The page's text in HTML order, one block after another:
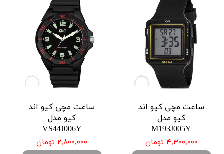
ساعت مچی کیو اند
کیو مدل
M193J005Y
۴,۳۰۰,۰۰۰ تومان
ساعت مچی کیو اند
کیو مدل
VS44J006Y
۲,۸۰۰,۰۰۰ تومان